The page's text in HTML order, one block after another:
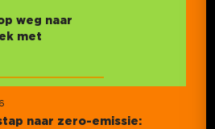
weg naar
met
naar zero-emissie: